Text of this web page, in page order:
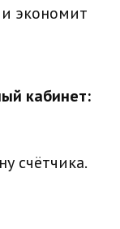
экономит
кабинет:
счётчика.